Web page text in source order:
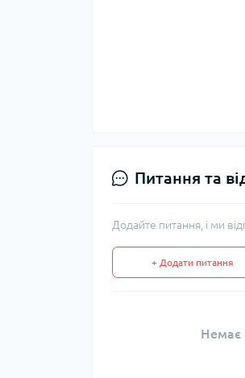
Питання та
Додайте питання, і ми
+ Додати питання
Немає